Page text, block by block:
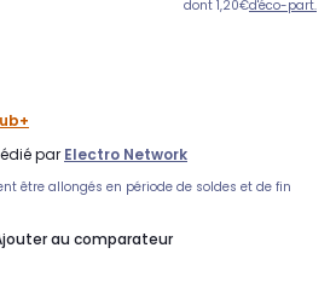
dont 1,20€d'éco-part.
par Electro Network
être allongés en période de soldes et de fin
au comparateur